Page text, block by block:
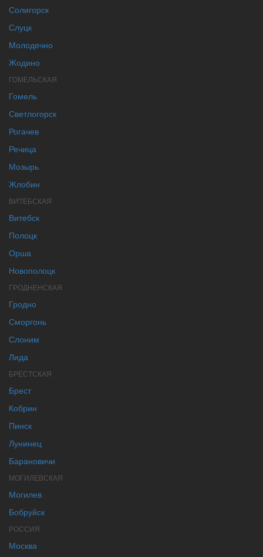
Солигорск
Слуцк
Молодечно
Жодино
ГОМЕЛЬСКАЯ
Гомель
Светлогорск
Рогачев
Речица
Мозырь
Жлобин
ВИТЕБСКАЯ
Витебск
Полоцк
Орша
Новополоцк
ГРОДНЕНСКАЯ
Гродно
Сморгонь
Слоним
Лида
БРЕСТСКАЯ
Брест
Кобрин
Пинск
Лунинец
Барановичи
МОГИЛЕВСКАЯ
Могилев
Бобруйск
РОССИЯ
Москва